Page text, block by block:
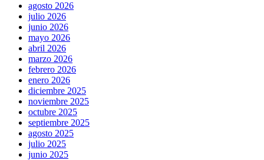
agosto 2026
julio 2026
junio 2026
mayo 2026
abril 2026
marzo 2026
febrero 2026
enero 2026
diciembre 2025
noviembre 2025
octubre 2025
septiembre 2025
agosto 2025
julio 2025
junio 2025